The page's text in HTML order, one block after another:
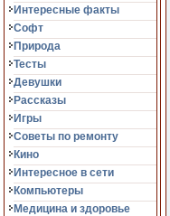
Интересные факты
Софт
Природа
Тесты
Девушки
Рассказы
Игры
Советы по ремонту
Кино
Интересное в сети
Компьютеры
Медицина и здоровье